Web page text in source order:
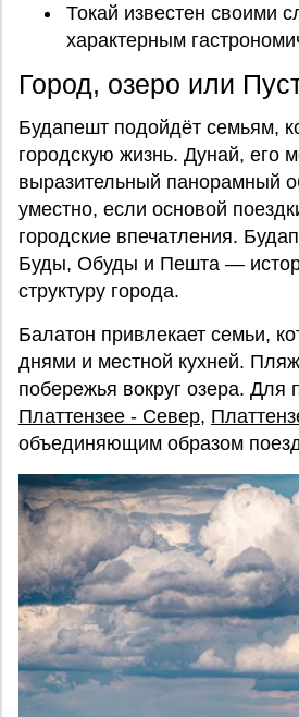
Токай известен своими
характерным
Город, озеро или
Будапешт подойдёт семьям,
городскую жизнь. Дунай, его
выразительный панорамный
уместно, если основой
городские впечатления.
Буды, Обуды и Пешта —
структуру города.
Балатон привлекает семьи,
днями и местной кухней.
побережья вокруг озера. Для
Платтензее - Север,
объединяющим образом